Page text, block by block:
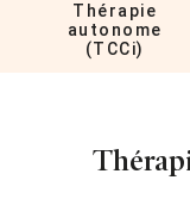
Thérapie
autonome
(TCCi)